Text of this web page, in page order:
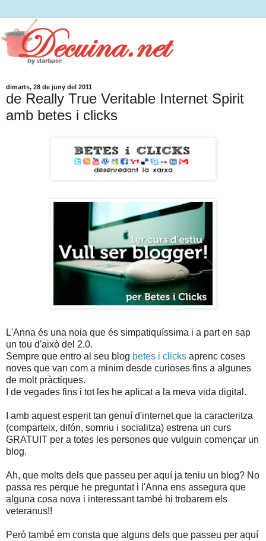
dimarts, 28 de juny del 2011
de Really True Veritable Internet Spirit
amb betes i clicks
L'Anna és una noia que és simpatiquíssima i a part en sap
un tou d'això del 2.0.
Sempre que entro al seu blog betes i clicks aprenc coses
noves que van com a minim desde curioses fins a algunes
de molt pràctiques.
I de vegades fins i tot les he aplicat a la meva vida digital.
I amb aquest esperit tan genuí d'internet que la caracteritza
(comparteix, difón, somriu i socialitza) estrena un curs
GRATUIT per a totes les persones que vulguin començar un
blog.
Ah, que molts dels que passeu per aquí ja teniu un blog? No
passa res perque he preguntat i l'Anna ens assegura que
alguna cosa nova i interessant també hi trobarem els
veteranus!!
Però també em consta que alguns dels que passeu per aquí